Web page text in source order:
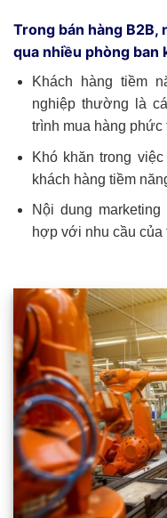
Trong bán hàng B2B,
qua nhiều phòng ban
Khách hàng tiềm
nghiệp thường là
trình mua hàng phức
Khó khăn trong
khách hàng tiềm
Nội dung
hợp với nhu cầu